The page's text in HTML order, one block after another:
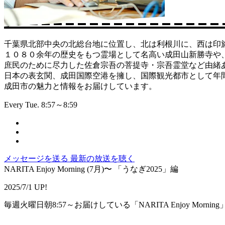
千葉県北部中央の北総台地に位置し、北は利根川に、西は印
１０８０余年の歴史をもつ霊場として名高い成田山新勝寺や
庶民のために尽力した佐倉宗吾の菩提寺・宗吾霊堂など由緒
日本の表玄関、成田国際空港を擁し、国際観光都市として年
成田市の魅力と情報をお届けしています。
Every Tue. 8:57～8:59
メッセージを送る 最新の放送を聴く
NARITA Enjoy Morning (7月)〜 「うなぎ2025」編
2025/7/1 UP!
毎週火曜日朝8:57～お届けしている「NARITA Enjoy Morning